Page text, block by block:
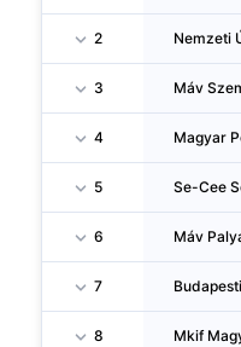
2
3
4
5
6
7
8